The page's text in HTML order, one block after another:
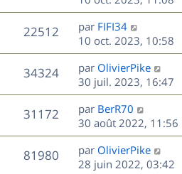
es
a
g
e
e
s
s
a
g
e
s
e
r
m
e
s
s
a
g
e
u
e
r
n
i
e
r
m
e
s
s
a
g
e
22512V
u
s
D
e
r
n
i
e
r
m
e
s
s
par FIFI34
10 oct. 2023, 10:58
34324V
u
e
s
D
e
r
n
i
e
r
m
par OlivierPike
30 juil. 2023, 16:47
31172V
u
D
e
r
n
i
par BerR70
30 août 2022, 11:56
81980V
D
e
par OlivierPike
28 juin 2022, 03:42